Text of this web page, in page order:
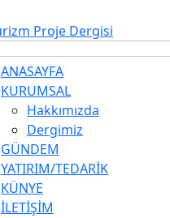
ANASAYFA
KURUMSAL
Hakkımızda
Dergimiz
GÜNDEM
YATIRIM/TEDARİK
KÜNYE
İLETİŞİM